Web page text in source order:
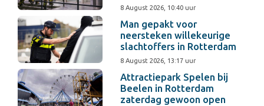
8 August 2026, 10:40 uur
Man gepakt voor
neersteken willekeurige
slachtoffers in Rotterdam
8 August 2026, 13:17 uur
Attractiepark Spelen bij
Beelen in Rotterdam
zaterdag gewoon open